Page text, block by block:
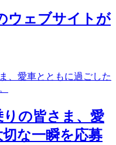
ウェブサイトが
の皆さま、愛
な一瞬を応募